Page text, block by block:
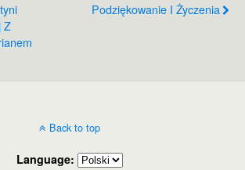
Z
Podziękowanie I Życzenia
Back to top
Language: